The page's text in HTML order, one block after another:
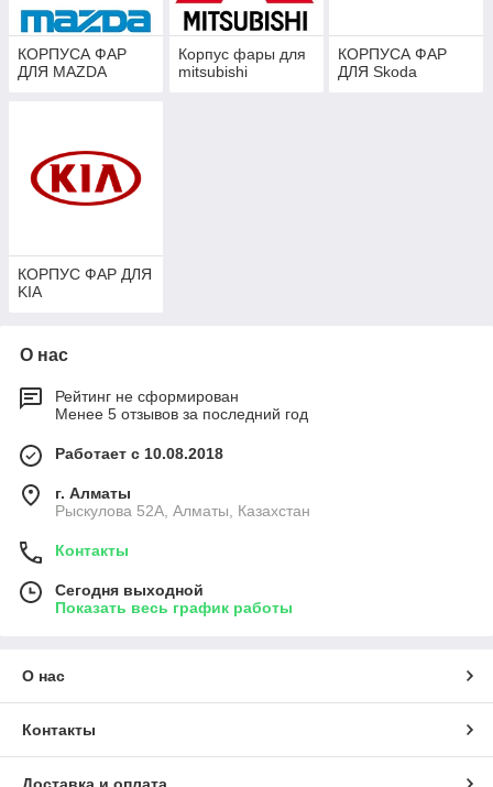
КОРПУСА ФАР
ДЛЯ MAZDA
Корпус фары для
mitsubishi
КОРПУСА ФАР
ДЛЯ Skoda
КОРПУС ФАР ДЛЯ
KIA
О нас
Рейтинг не сформирован
Менее 5 отзывов за последний год
Работает с 10.08.2018
г. Алматы
Рыскулова 52А, Алматы, Казахстан
Контакты
Сегодня выходной
Показать весь график работы
О нас
Контакты